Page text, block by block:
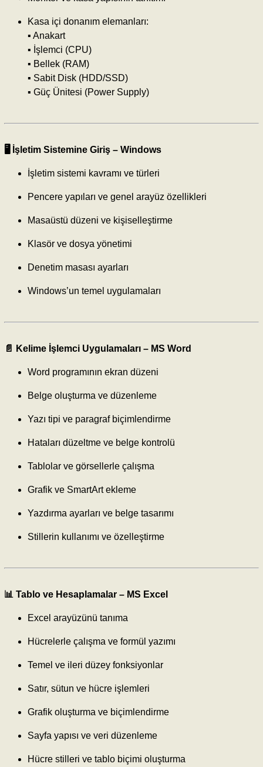
Kasa içi donanım elemanları:
▪️ Anakart
▪️ İşlemci (CPU)
▪️ Bellek (RAM)
▪️ Sabit Disk (HDD/SSD)
▪️ Güç Ünitesi (Power Supply)
🖥️ İşletim Sistemine Giriş – Windows
İşletim sistemi kavramı ve türleri
Pencere yapıları ve genel arayüz özellikleri
Masaüstü düzeni ve kişiselleştirme
Klasör ve dosya yönetimi
Denetim masası ayarları
Windows’un temel uygulamaları
📄 Kelime İşlemci Uygulamaları – MS Word
Word programının ekran düzeni
Belge oluşturma ve düzenleme
Yazı tipi ve paragraf biçimlendirme
Hataları düzeltme ve belge kontrolü
Tablolar ve görsellerle çalışma
Grafik ve SmartArt ekleme
Yazdırma ayarları ve belge tasarımı
Stillerin kullanımı ve özelleştirme
📊 Tablo ve Hesaplamalar – MS Excel
Excel arayüzünü tanıma
Hücrelerle çalışma ve formül yazımı
Temel ve ileri düzey fonksiyonlar
Satır, sütun ve hücre işlemleri
Grafik oluşturma ve biçimlendirme
Sayfa yapısı ve veri düzenleme
Hücre stilleri ve tablo biçimi oluşturma